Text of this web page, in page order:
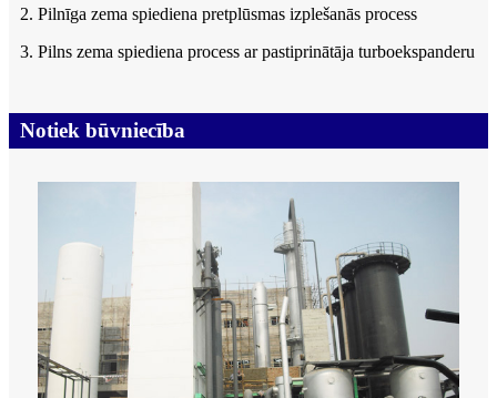
2. Pilnīga zema spiediena pretplūsmas izplešanās process
3. Pilns zema spiediena process ar pastiprinātāja turboekspanderu
Notiek būvniecība